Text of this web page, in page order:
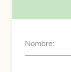
Nombre: